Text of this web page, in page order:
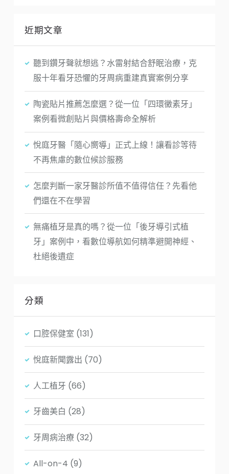
近期文章
聽到鑽牙聲就想逃？水雷射結合舒眠治療，克
服十年看牙恐懼的牙周病重建真實案例分享
陶瓷貼片推薦怎麼選？從一位「四環黴素牙」
案例看微創貼片與價格壽命全解析
悅庭牙醫「隨心嚮導」正式上線！讓看診等待
不再焦慮的數位候診服務
怎麼判斷一家牙醫診所值不值得信任？先看他
們還在不在學習
無痛植牙是真的嗎？從一位「後牙導引式植
牙」案例中，看數位導航如何精準避開神經、
杜絕後遺症
分類
口腔保健室 (131)
悅庭新聞露出 (70)
人工植牙 (66)
牙齒美白 (28)
牙周病治療 (32)
All-on-4 (9)